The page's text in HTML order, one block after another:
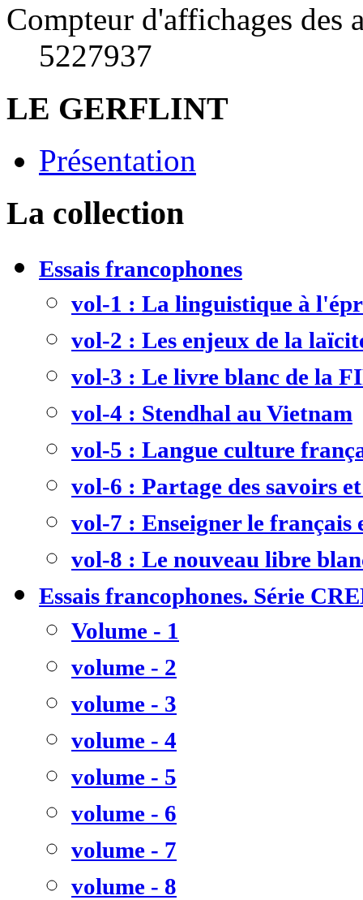
Compteur d'affichages des
5227937
LE GERFLINT
Présentation
La collection
Essais francophones
vol-1 : La linguistique à
vol-2 : Les enjeux de la
vol-3 : Le livre blanc de la
vol-4 : Stendhal au Vietnam
vol-5 : Langue culture
vol-6 : Partage des savoirs
vol-7 : Enseigner le
vol-8 : Le nouveau libre
Essais francophones. Série
Volume - 1
volume - 2
volume - 3
volume - 4
volume - 5
volume - 6
volume - 7
volume - 8